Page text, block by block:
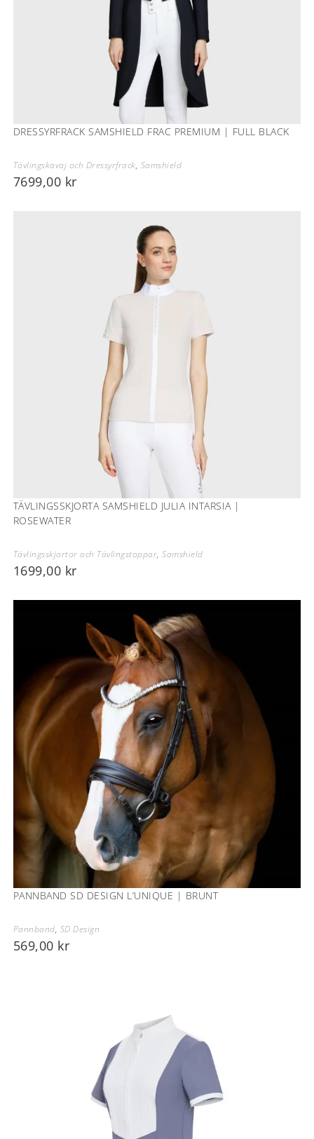
DRESSYRFRACK SAMSHIELD FRAC PREMIUM | FULL BLACK
Tävlingskavaj och Dressyrfrack, Samshield
7699,00 kr
TÄVLINGSSKJORTA SAMSHIELD JULIA INTARSIA |
ROSEWATER
Tävlingsskjortor och Tävlingstoppar,Samshield
1699,00 kr
PANNBAND SD DESIGN L’UNIQUE | BRUNT
Pannband, SD Design
569,00 kr